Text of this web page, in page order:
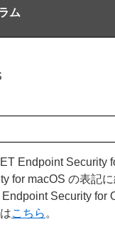
ム
Endpoint Security
for macOS の表記
Security
こちら 。